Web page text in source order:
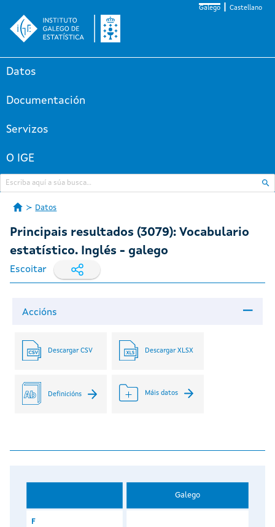
Galego Castellano
Datos
Documentación
Servizos
O IGE
Datos
Principais resultados (3079): Vocabulario
estatístico. Inglés - galego
Escoitar
Accións
Descargar CSV Descargar XLSX
Definicións Máis datos
Galego
F